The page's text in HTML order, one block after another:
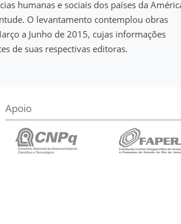
humanas e sociais dos países da
O levantamento contemplou obras
a Junho de 2015, cujas informações
de suas respectivas editoras.
Apoio